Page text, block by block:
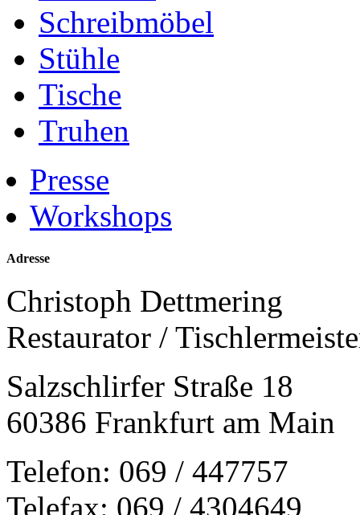
Schreibmöbel
Stühle
Tische
Truhen
Presse
Workshops
Adresse
Christoph Dettmering
Restaurator /
Salzschlirfer Straße 18
60386 Frankfurt am Main
Telefon: 069 / 447757
Telefax: 069 / 4304649